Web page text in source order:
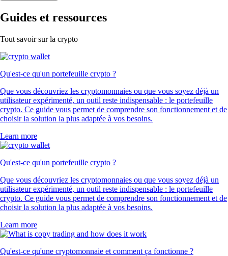
Guides et ressources
Tout savoir sur la crypto
Qu'est-ce qu'un portefeuille crypto ?
Que vous découvriez les cryptomonnaies ou que vous soyez déjà un
utilisateur expérimenté, un outil reste indispensable : le portefeuille
crypto. Ce guide vous permet de comprendre son fonctionnement et de
choisir la solution la plus adaptée à vos besoins.
Learn more
Qu'est-ce qu'un portefeuille crypto ?
Que vous découvriez les cryptomonnaies ou que vous soyez déjà un
utilisateur expérimenté, un outil reste indispensable : le portefeuille
crypto. Ce guide vous permet de comprendre son fonctionnement et de
choisir la solution la plus adaptée à vos besoins.
Learn more
Qu'est-ce qu'une cryptomonnaie et comment ça fonctionne ?